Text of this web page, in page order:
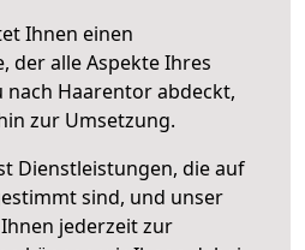
Ihnen einen
der alle Aspekte Ihres
nach Haarentor abdeckt,
zur Umsetzung.
Dienstleistungen, die auf
sind, und unser
jederzeit zur